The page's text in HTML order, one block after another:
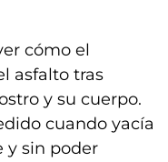
cómo el
asfalto tras
y su cuerpo.
cuando yacía
y sin poder